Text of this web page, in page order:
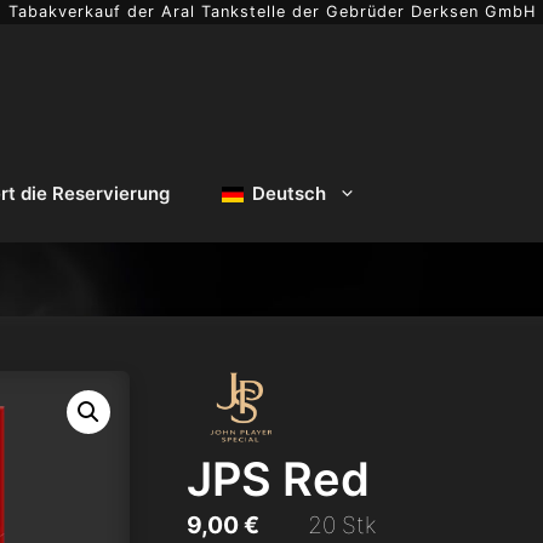
Tabakverkauf der Aral Tankstelle der Gebrüder Derksen GmbH
die Reservierung Deutsch
JPS Red
9,00€ 20 Stk